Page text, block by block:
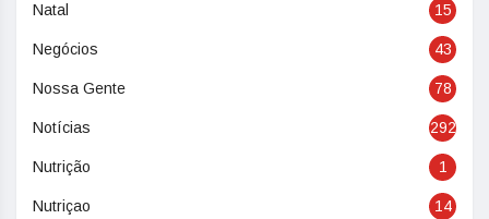
Natal 15
Negócios 43
Nossa Gente 78
Notícias 292
Nutrição 1
Nutriçao 14